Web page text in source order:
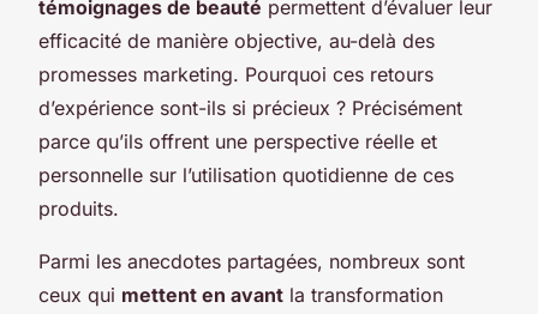
témoignages de beauté permettent d’évaluer leur
efficacité de manière objective, au-delà des
promesses marketing. Pourquoi ces retours
d’expérience sont-ils si précieux ? Précisément
parce qu’ils offrent une perspective réelle et
personnelle sur l’utilisation quotidienne de ces
produits.
Parmi les anecdotes partagées, nombreux sont
ceux qui mettent en avant la transformation